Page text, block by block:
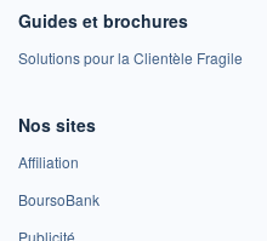
Guides et brochures
Solutions pour la Clientèle Fragile
Nos sites
Affiliation
BoursoBank